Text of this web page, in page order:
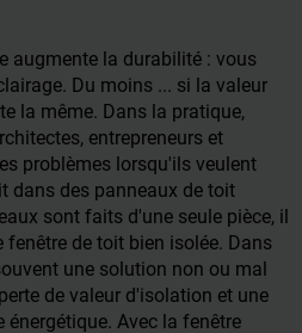
augmente la durabilité : vous
Du moins ... si la valeur
la même. Dans la pratique,
entrepreneurs et
problèmes lorsqu'ils veulent
dans des panneaux de toit
sont faits d'une seule pièce, il
de toit bien isolée. Dans
une solution non ou mal
de valeur d'isolation et une
Avec la fenêtre